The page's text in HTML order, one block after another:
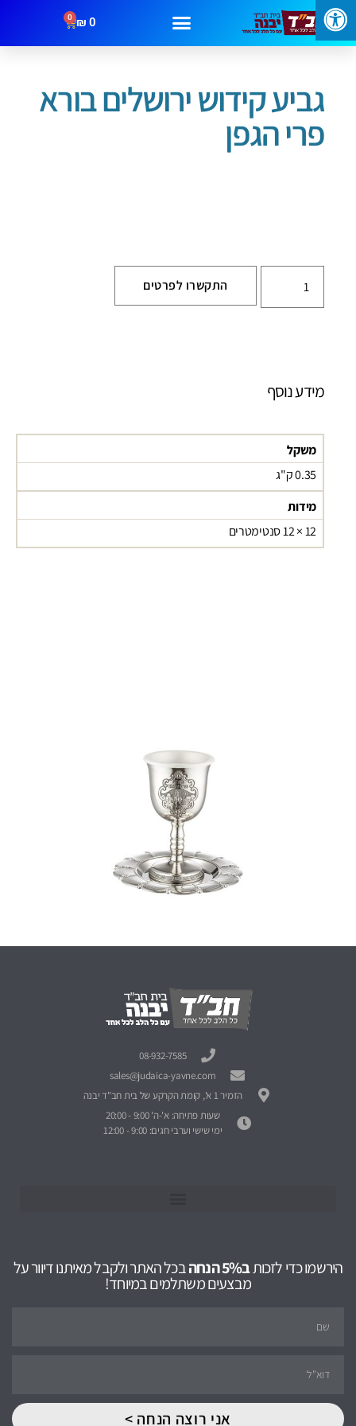
0
₪
0
עמוד הבית/שבת וחג / גביע קידוש ירושלים בורא פרי הגפן
גביע קידוש ירושלים בורא
פרי הגפן
התקשרו לפרטים
מידע נוסף
משקל
0.35 ק"ג
מידות
12 × 12 סנטימטרים
08-932-7585
sales@judaica-yavne.com
הזמיר 1 א', קומת הקרקע של בית חב"ד יבנה
שעות פתיחה: א'-ה' 9:00 - 20:00
ימי שישי וערבי חגים: 9:00 - 12:00
הירשמו כדי לזכותב5% הנחה בכל האתר ולקבל מאיתנו דיוור על
מבצעים משתלמים במיוחד!
אני רוצה הנחה >